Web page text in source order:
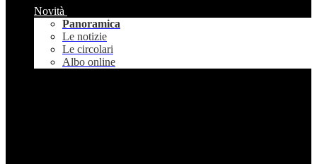
Novità
Panoramica
Le notizie
Le circolari
Albo online